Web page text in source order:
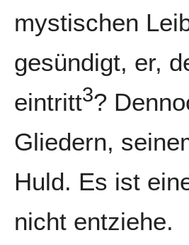
mystischen
gesündigt, er,
eintritt3?
Gliedern,
Huld. Es ist
nicht entziehe.